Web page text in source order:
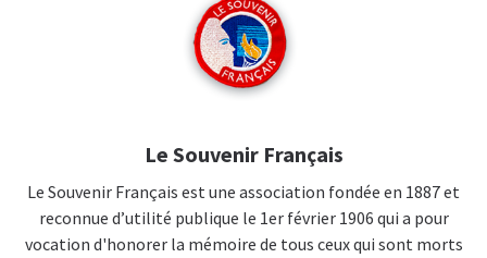
Le Souvenir Français
Le Souvenir Français est une association fondée en 1887 et
reconnue d’utilité publique le 1er février 1906 qui a pour
vocation d'honorer la mémoire de tous ceux qui sont morts